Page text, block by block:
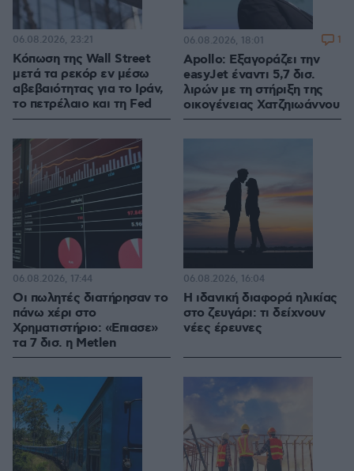
Κόπωση της Wall Street
μετά τα ρεκόρ εν μέσω
αβεβαιότητας για το Ιράν,
το πετρέλαιο και τη Fed
06.08.2026, 23:21
Apollo: Εξαγοράζει την
easyJet έναντι 5,7 δισ.
λιρών με τη στήριξη της
οικογένειας Χατζηιωάννου
06.08.2026, 18:01 1
Οι πωλητές διατήρησαν το
πάνω χέρι στο
Χρηματιστήριο: «Επιασε»
τα 7 δισ. η Metlen
06.08.2026, 17:44
Η ιδανική διαφορά ηλικίας
στο ζευγάρι: τι δείχνουν
νέες έρευνες
06.08.2026, 16:04